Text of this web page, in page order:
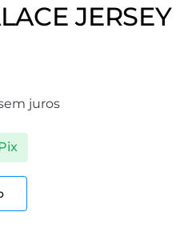
JERSEY
juros